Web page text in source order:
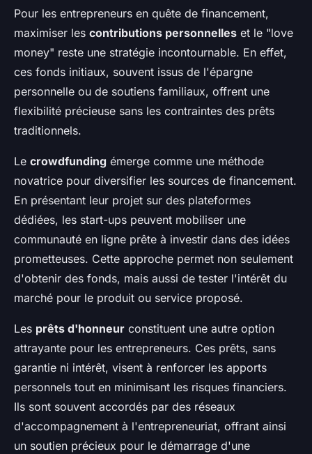
Pour les entrepreneurs en quête de financement,
maximiser les contributions personnelles et le "love
money" reste une stratégie incontournable. En effet,
ces fonds initiaux, souvent issus de l'épargne
personnelle ou de soutiens familiaux, offrent une
flexibilité précieuse sans les contraintes des prêts
traditionnels.
Le crowdfunding émerge comme une méthode
novatrice pour diversifier les sources de financement.
En présentant leur projet sur des plateformes
dédiées, les start-ups peuvent mobiliser une
communauté en ligne prête à investir dans des idées
prometteuses. Cette approche permet non seulement
d'obtenir des fonds, mais aussi de tester l'intérêt du
marché pour le produit ou service proposé.
Les prêts d'honneur constituent une autre option
attrayante pour les entrepreneurs. Ces prêts, sans
garantie ni intérêt, visent à renforcer les apports
personnels tout en minimisant les risques financiers.
Ils sont souvent accordés par des réseaux
d'accompagnement à l'entrepreneuriat, offrant ainsi
un soutien précieux pour le démarrage d'une